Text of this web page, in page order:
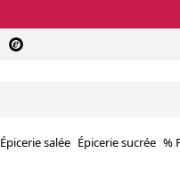
Épicerie salée Épicerie sucrée %